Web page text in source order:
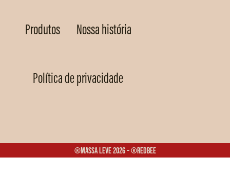
Produtos Nossa história
Política de privacidade
®Massa Leve 2026 – ®Redbee